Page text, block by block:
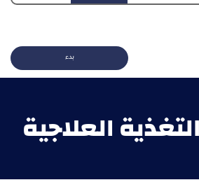
بدء
العلاجية